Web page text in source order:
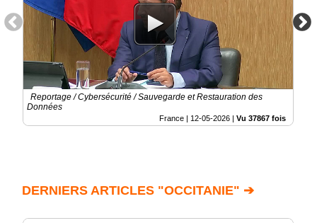
Reportage / Cybersécurité / Sauvegarde et Restauration des
Données
France | 12-05-2026 | Vu 37867 fois
DERNIERS ARTICLES "OCCITANIE" ➔